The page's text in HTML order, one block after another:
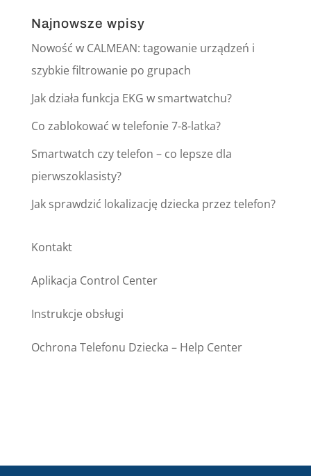
Najnowsze wpisy
Nowość w CALMEAN: tagowanie urządzeń i
szybkie filtrowanie po grupach
Jak działa funkcja EKG w smartwatchu?
Co zablokować w telefonie 7-8-latka?
Smartwatch czy telefon – co lepsze dla
pierwszoklasisty?
Jak sprawdzić lokalizację dziecka przez telefon?
Kontakt
Aplikacja Control Center
Instrukcje obsługi
Ochrona Telefonu Dziecka – Help Center